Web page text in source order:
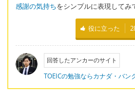
感謝の気持ちをシンプルに表現してみ
役に立った
回答したアンカーのサイト
TOEICの勉強ならカナダ・バン